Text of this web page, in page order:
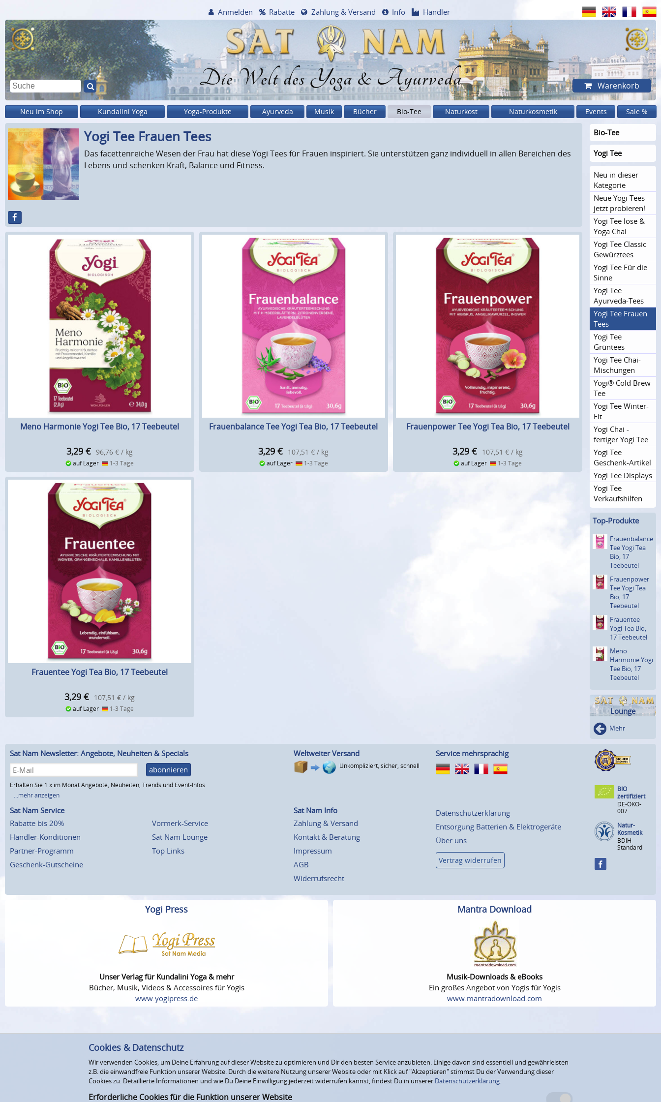
Die Welt des Yoga & Ayurveda
Anmelden Rabatte Zahlung & Versand Info Händler
Warenkorb
Neu im Shop Kundalini Yoga Yoga-Produkte Ayurveda Musik Bücher Bio-Tee Naturkost Naturkosmetik Events Sale %
Yogi Tee Frauen Tees
Das facettenreiche Wesen der Frau hat diese Yogi Tees für Frauen inspiriert. Sie unterstützen ganz individuell in allen Bereichen des
Lebens und schenken Kraft, Balance und Fitness.
Meno Harmonie Yogi Tee Bio, 17 Teebeutel
3,29 € 96,76 € / kg
auf Lager 1-3 Tage
Frauenbalance Tee Yogi Tea Bio, 17 Teebeutel
3,29 € 107,51 € / kg
auf Lager 1-3 Tage
Frauenpower Tee Yogi Tea Bio, 17 Teebeutel
3,29 € 107,51 € / kg
auf Lager 1-3 Tage
Frauentee Yogi Tea Bio, 17 Teebeutel
3,29 € 107,51 € / kg
auf Lager 1-3 Tage
Bio-Tee
Yogi Tee
Neu in dieser
Kategorie
Neue Yogi Tees -
jetzt probieren!
Yogi Tee lose &
Yoga Chai
Yogi Tee Classic
Gewürztees
Yogi Tee Für die
Sinne
Yogi Tee
Ayurveda-Tees
Yogi Tee Frauen
Tees
Yogi Tee
Grüntees
Yogi Tee Chai-
Mischungen
Yogi® Cold Brew
Tee
Yogi Tee Winter-
Fit
Yogi Chai -
fertiger Yogi Tee
Yogi Tee
Geschenk-Artikel
Yogi Tee Displays
Yogi Tee
Verkaufshil­fen
Top-Produkte
Frauenba­lance
Tee Yogi Tea
Bio, 17
Teebeutel
Frauenpo­wer
Tee Yogi Tea
Bio, 17
Teebeutel
Frauentee
Yogi Tea Bio,
17 Teebeutel
Meno
Harmonie Yogi
Tee Bio, 17
Teebeutel
Lounge
Mehr
Sat Nam Newsletter: Angebote, Neuheiten & Specials
abonnieren
Erhalten Sie 1 x im Monat Angebote, Neuheiten, Trends und Event-Infos
...mehr anzeigen
Weltweiter Versand
Unkompliziert, sicher, schnell
Service mehrsprachig
Sat Nam Service
Rabatte bis 20%
Händler-Konditionen
Partner-Programm
Geschenk-Gutscheine
Vormerk-Service
Sat Nam Lounge
Top Links
Sat Nam Info
Zahlung & Versand
Kontakt & Beratung
Impressum
AGB
Widerrufsrecht
Datenschutzerklärung
Entsorgung Batterien & Elektrogeräte
Über uns
Vertrag widerrufen
BIO
zertifiziert
DE-ÖKO-
007
Natur-
Kosmetik
BDIH-
Standard
Yogi Press
Unser Verlag für Kundalini Yoga & mehr
Bücher, Musik, Videos & Accessoires für Yogis
www.yogipress.de
Mantra Download
Musik-Downloads & eBooks
Ein großes Angebot von Yogis für Yogis
www.mantradownload.com
Cookies & Datenschutz
Wir verwenden Cookies, um Deine Erfahrung auf dieser Website zu optimieren und Dir den besten Service anzubieten. Einige davon sind essentiell und gewährleisten
z.B. die einwandfreie Funktion unserer Website. Durch die weitere Nutzung unserer Website oder mit Klick auf "Akzeptieren" stimmst Du der Verwendung dieser
Cookies zu. Detaillierte Informationen und wie Du Deine Einwilligung jederzeit widerrufen kannst, findest Du in unserer Datenschutzerklärung.
Erforderliche Cookies für die Funktion unserer Website